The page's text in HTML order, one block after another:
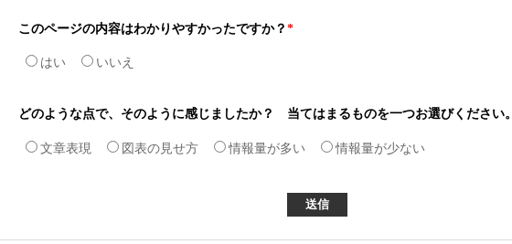
このページの内容はわかりやすかったですか？ *
はい いいえ
どのような点で、そのように感じましたか？ 当てはまるものを一つお選びください。
文章表現 図表の見せ方 情報量が多い 情報量が少ない